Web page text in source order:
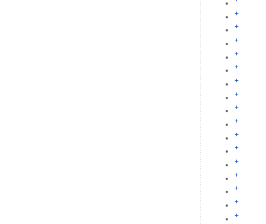
+
+
+
+
+
+
+
+
+
+
+
+
+
+
+
+